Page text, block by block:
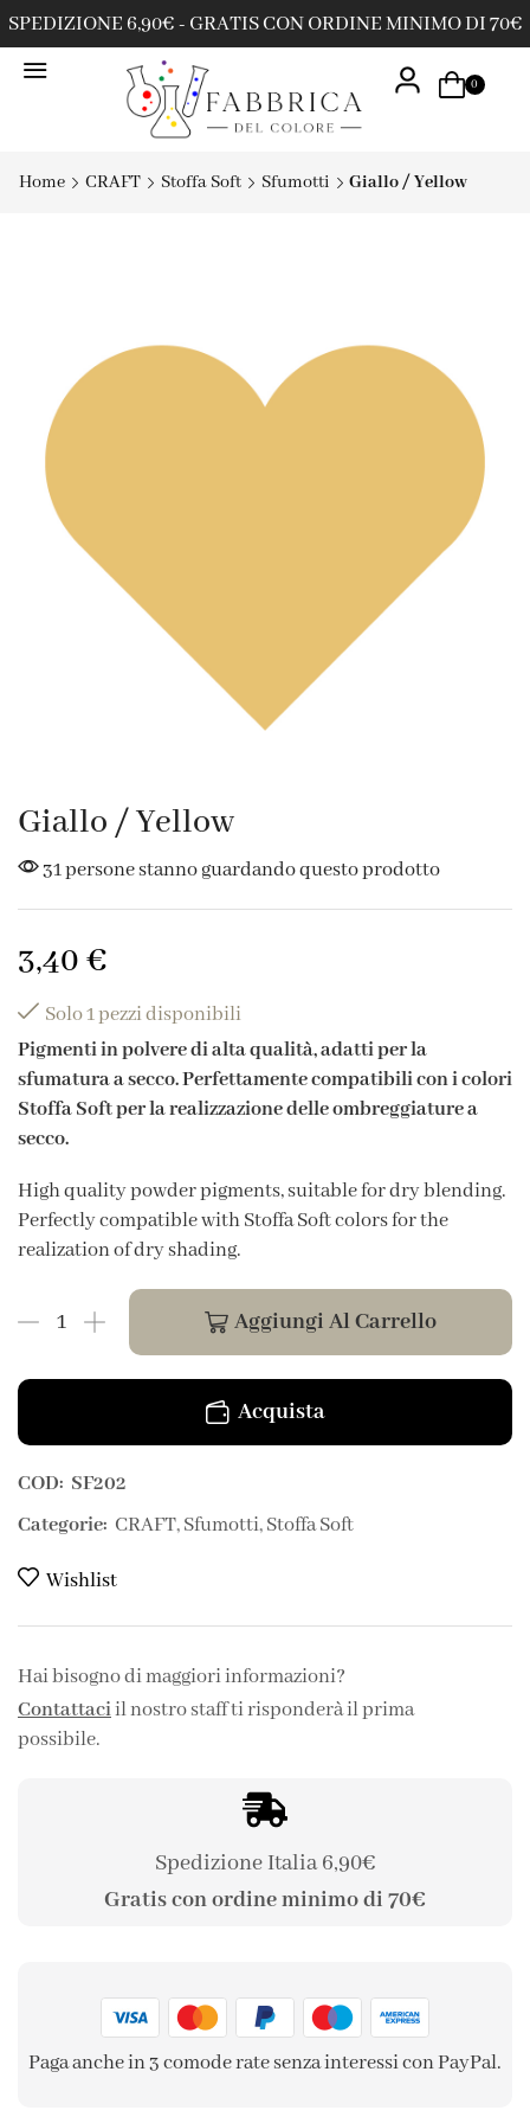
SPEDIZIONE 6,90€ - GRATIS CON ORDINE MINIMO DI 70€
0
Home CRAFT Stoffa Soft Sfumotti Giallo / Yellow
Giallo / Yellow
31 persone stanno guardando questo prodotto
3,40 €
Solo 1 pezzi disponibili
Pigmenti in polvere di alta qualità, adatti per la
sfumatura a secco. Perfettamente compatibili con i colori
Stoffa Soft per la realizzazione delle ombreggiature a
secco.
High quality powder pigments, suitable for dry blending.
Perfectly compatible with Stoffa Soft colors for the
realization of dry shading.
Aggiungi Al Carrello
Acquista
COD: SF202
Categorie: CRAFT,Sfumotti,Stoffa Soft
Wishlist
Hai bisogno di maggiori informazioni?
Contattaciil nostro staff ti risponderà il prima
possibile.
Spedizione Italia 6,90€
Gratis con ordine minimo di 70€
Paga anche in 3 comode rate senza interessi con PayPal.